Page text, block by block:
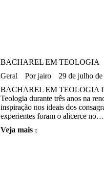
BACHAREL EM TEOLOGIA
Geral
Porjairo 29 de julho
BACHAREL EM TEOLOGIA
Teologia durante três anos na
inspiração nos ideais dos
experientes foram o alicerce no…
Veja mais